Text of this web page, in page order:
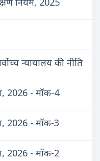
न्यायालय की नीति
2026 - मॉक-4
2026 - मॉक-3
2026 - मॉक-2